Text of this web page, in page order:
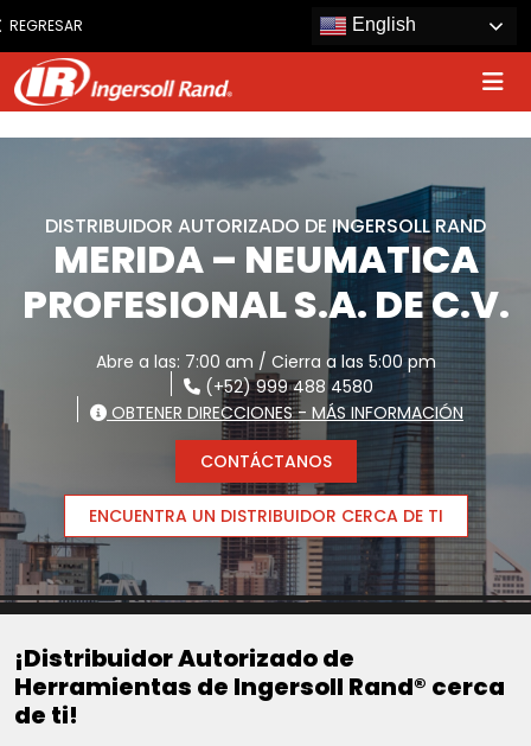
www.ingersollrand.com
Jump
content
REGRESAR English
DISTRIBUIDOR AUTORIZADO DE INGERSOLL RAND
MERIDA – NEUMATICA
PROFESIONAL S.A. DE C.V.
Abre a las: 7:00 am / Cierra a las 5:00 pm
(+52) 999 488 4580
OBTENER DIRECCIONES - MÁS INFORMACIÓN
CONTÁCTANOS
ENCUENTRA UN DISTRIBUIDOR CERCA DE TI
¡Distribuidor Autorizado de
Herramientas de Ingersoll Rand® cerca
de ti!